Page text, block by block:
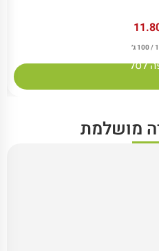
/ 100 ג׳
לסל
מושלמת